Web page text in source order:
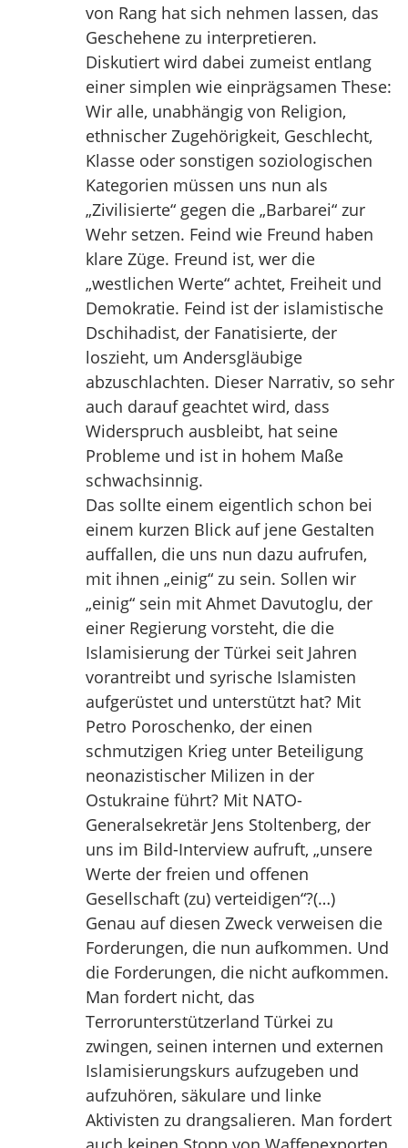
von Rang hat sich nehmen lassen, das
Geschehene zu interpretieren.
Diskutiert wird dabei zumeist entlang
einer simplen wie einprägsamen These:
Wir alle, unabhängig von Religion,
ethnischer Zugehörigkeit, Geschlecht,
Klasse oder sonstigen soziologischen
Kategorien müssen uns nun als
„Zivilisierte“ gegen die „Barbarei“ zur
Wehr setzen. Feind wie Freund haben
klare Züge. Freund ist, wer die
„westlichen Werte“ achtet, Freiheit und
Demokratie. Feind ist der islamistische
Dschihadist, der Fanatisierte, der
loszieht, um Andersgläubige
abzuschlachten. Dieser Narrativ, so sehr
auch darauf geachtet wird, dass
Widerspruch ausbleibt, hat seine
Probleme und ist in hohem Maße
schwachsinnig.
Das sollte einem eigentlich schon bei
einem kurzen Blick auf jene Gestalten
auffallen, die uns nun dazu aufrufen,
mit ihnen „einig“ zu sein. Sollen wir
„einig“ sein mit Ahmet Davutoglu, der
einer Regierung vorsteht, die die
Islamisierung der Türkei seit Jahren
vorantreibt und syrische Islamisten
aufgerüstet und unterstützt hat? Mit
Petro Poroschenko, der einen
schmutzigen Krieg unter Beteiligung
neonazistischer Milizen in der
Ostukraine führt? Mit NATO-
Generalsekretär Jens Stoltenberg, der
uns im Bild-Interview aufruft, „unsere
Werte der freien und offenen
Gesellschaft (zu) verteidigen“?(…)
Genau auf diesen Zweck verweisen die
Forderungen, die nun aufkommen. Und
die Forderungen, die nicht aufkommen.
Man fordert nicht, das
Terrorunterstützerland Türkei zu
zwingen, seinen internen und externen
Islamisierungskurs aufzugeben und
aufzuhören, säkulare und linke
Aktivisten zu drangsalieren. Man fordert